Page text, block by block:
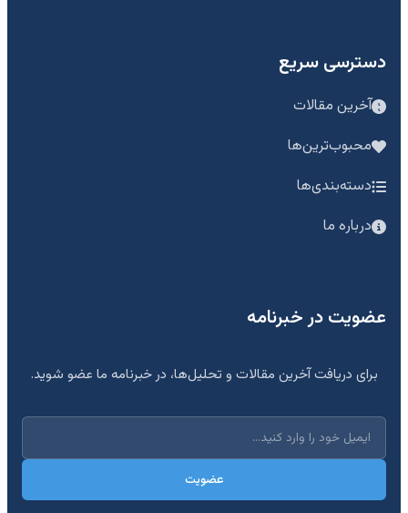
دسترسی سریع
آخرین مقالات
محبوب‌ترین‌ها
دسته‌بندی‌ها
درباره ما
عضویت در خبرنامه
برای دریافت آخرین مقالات و تحلیل‌ها، در خبرنامه ما عضو شوید.
عضویت